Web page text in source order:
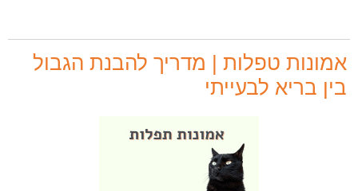
אמונות טפלות | מדריך להבנת הגבול
בין בריא לבעייתי